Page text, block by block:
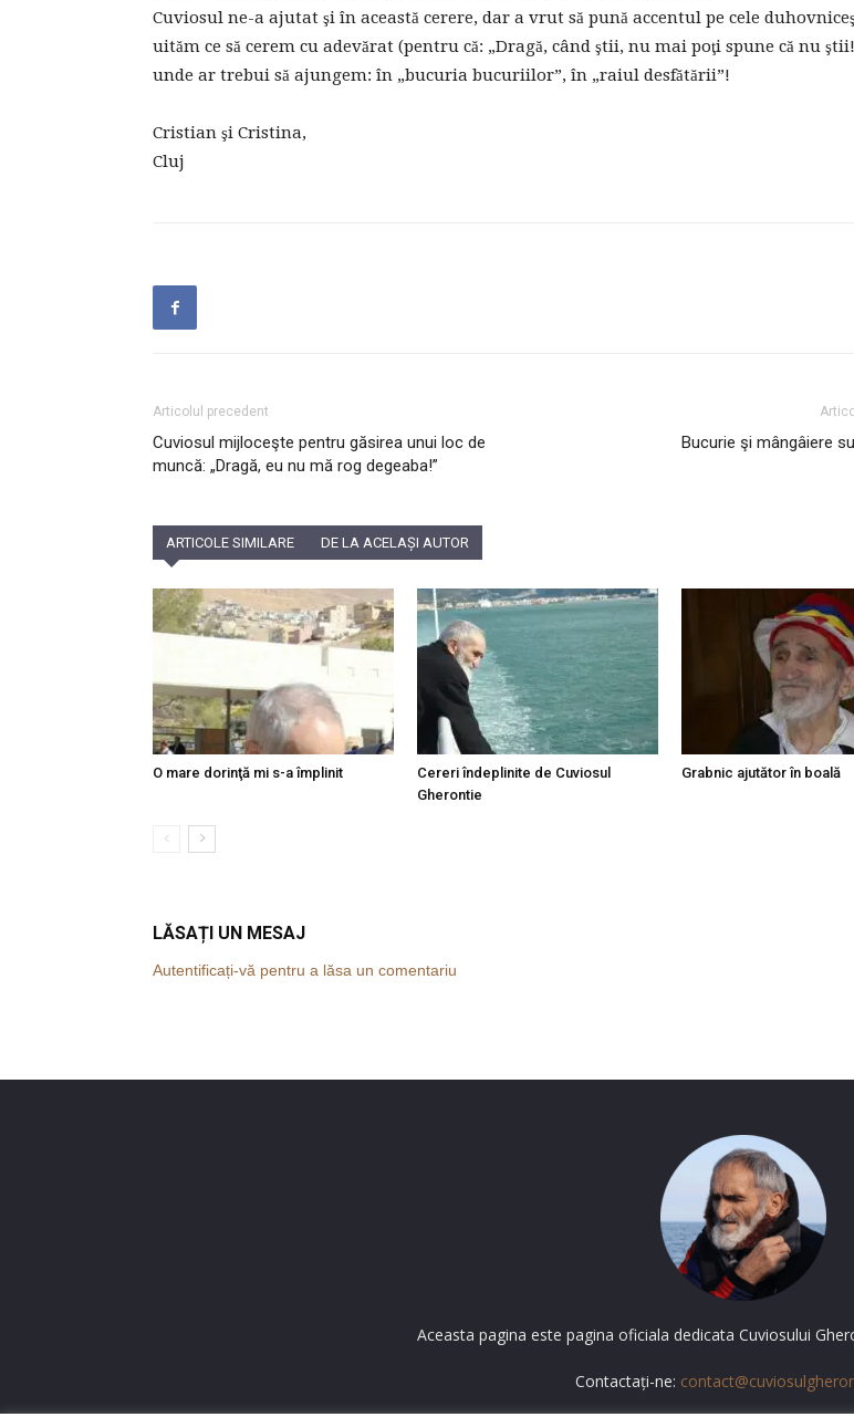
Cuviosul ne-a ajutat şi în această cerere, dar a vrut să pună accentul pe cele
uităm ce să cerem cu adevărat (pentru că: „Dragă, când ştii, nu mai poţi spune că nu
unde ar trebui să ajungem: în „bucuria bucuriilor”, în „raiul desfătării”!
Cristian şi Cristina,
Cluj
Articolul precedent
Cuviosul mijloceşte pentru găsirea unui loc de
muncă: „Dragă, eu nu mă rog degeaba!”
Bucurie şi mângâiere
ARTICOLE SIMILARE DE LA ACELAȘI AUTOR
O mare dorinţă mi s-a împlinit
Cereri îndeplinite de Cuviosul
Gherontie
Grabnic ajutător în boală
LĂSAȚI UN MESAJ
Autentificați-vă pentru a lăsa un comentariu
Aceasta pagina este pagina oficiala dedicata Cuviosului
Contactați-ne: